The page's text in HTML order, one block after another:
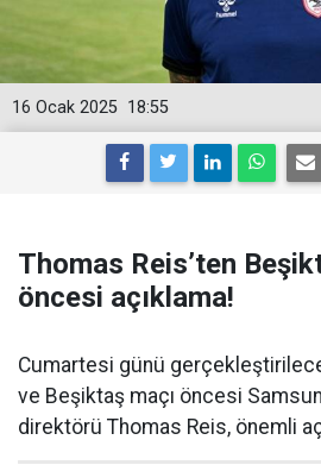
18:55
16 Ocak 2025
Thomas Reis’ten
öncesi açıklama!
Cumartesi günü
ve Beşiktaş maçı öncesi
direktörü Thomas Reis, önemli